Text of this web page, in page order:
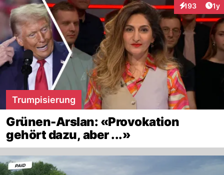
193
Interaktionen
1y
Trumpisierung
Grünen-Arslan: «Provokation
gehört dazu, aber ...»